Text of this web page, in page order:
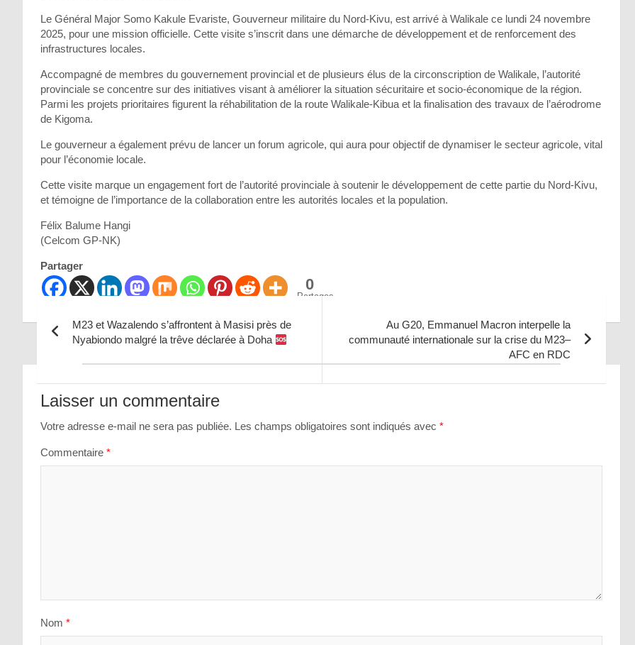
Le Général Major Somo Kakule Evariste, Gouverneur militaire du Nord-Kivu, est arrivé à Walikale ce lundi 24 novembre
2025, pour une mission officielle. Cette visite s’inscrit dans une démarche de développement et de renforcement des
infrastructures locales.
Accompagné de membres du gouvernement provincial et de plusieurs élus de la circonscription de Walikale, l’autorité
provinciale se concentre sur des initiatives visant à améliorer la situation sécuritaire et socio-économique de la région.
Parmi les projets prioritaires figurent la réhabilitation de la route Walikale-Kibua et la finalisation des travaux de l’aérodrome
de Kigoma.
Le gouverneur a également prévu de lancer un forum agricole, qui aura pour objectif de dynamiser le secteur agricole, vital
pour l’économie locale.
Cette visite marque un engagement fort de l’autorité provinciale à soutenir le développement de cette partie du Nord-Kivu,
et témoigne de l’importance de la collaboration entre les autorités locales et la population.
Félix Balume Hangi
(Celcom GP-NK)
Partager
0
Partages
Navigation
de
l’article
M23 et Wazalendo s’affrontent à Masisi près de
Nyabiondo malgré la trêve déclarée à Doha
Au G20, Emmanuel Macron interpelle la
communauté internationale sur la crise du M23–
AFC en RDC
Laisser un commentaire
Votre adresse e-mail ne sera pas publiée. Les champs obligatoires sont indiqués avec *
Commentaire *
Nom *